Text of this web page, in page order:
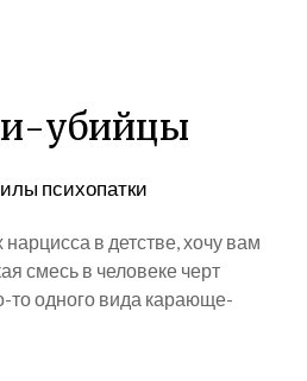
убийцы
психопатки
в детстве, хочу вам
смесь в человеке черт
то одного вида карающе-